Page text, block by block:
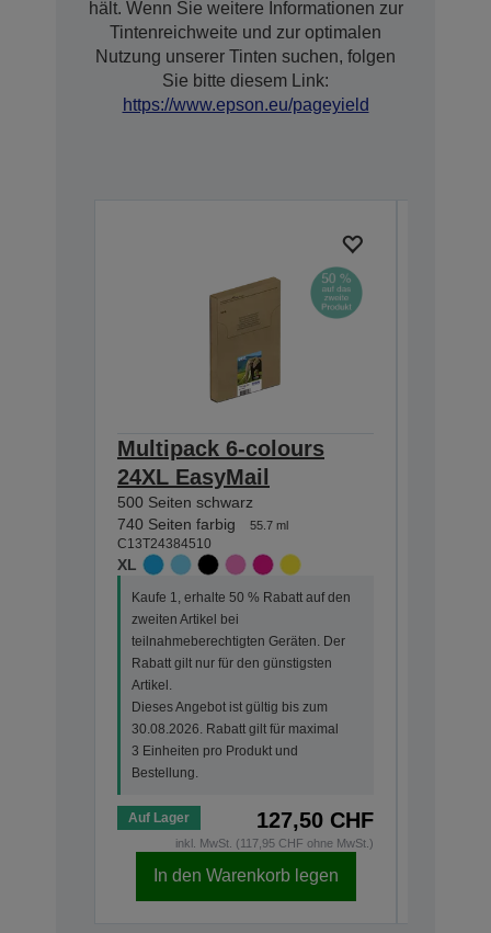
hält. Wenn Sie weitere Informationen zur
Tintenreichweite und zur optimalen
Nutzung unserer Tinten suchen, folgen
Sie bitte diesem Link:
https://www.epson.eu/pageyield
Multipack 6-colours
24XL EasyMail
500 Seiten schwarz
740 Seiten farbig
55.7 ml
C13T24384510
XL
Kaufe 1, erhalte 50 % Rabatt auf den
zweiten Artikel bei
teilnahmeberechtigten Geräten. Der
Rabatt gilt nur für den günstigsten
Artikel.
Dieses Angebot ist gültig bis zum
30.08.2026. Rabatt gilt für maximal
3 Einheiten pro Produkt und
Bestellung.
Auf Lager 127,50 CHF
inkl. MwSt. (117,95 CHF ohne MwSt.)
In den Warenkorb legen